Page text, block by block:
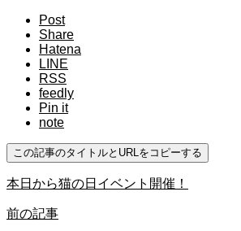
Post
Share
Hatena
LINE
RSS
feedly
Pin it
note
この記事のタイトルとURLをコピーする
本日から猫の日イベント開催！
前の記事